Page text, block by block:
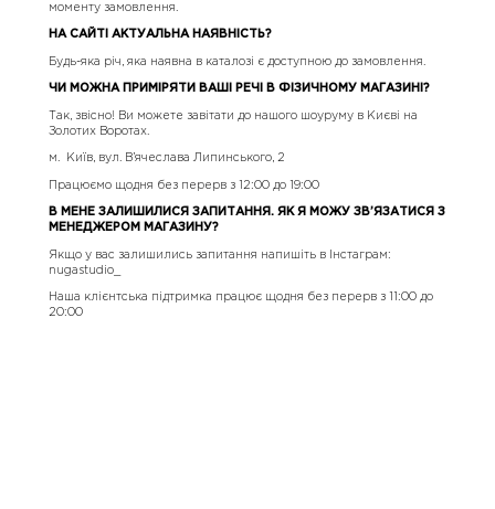
моменту замовлення.
НА САЙТІ АКТУАЛЬНА НАЯВНІСТЬ?
Будь-яка річ, яка наявна в каталозі є доступною до замовлення.
ЧИ МОЖНА ПРИМІРЯТИ ВАШІ РЕЧІ В ФІЗИЧНОМУ МАГАЗИНІ?
Так, звісно! Ви можете завітати до нашого шоуруму в Києві на
Золотих Воротах.
м. Київ, вул. В’ячеслава Липинського, 2
Працюємо щодня без перерв з 12:00 до 19:00
В МЕНЕ ЗАЛИШИЛИСЯ ЗАПИТАННЯ. ЯК Я МОЖУ ЗВ’ЯЗАТИСЯ З
МЕНЕДЖЕРОМ МАГАЗИНУ?
Якщо у вас залишились запитання напишіть в Інстаграм:
nugastudio_
Наша клієнтська підтримка працює щодня без перерв з 11:00 до
20:00